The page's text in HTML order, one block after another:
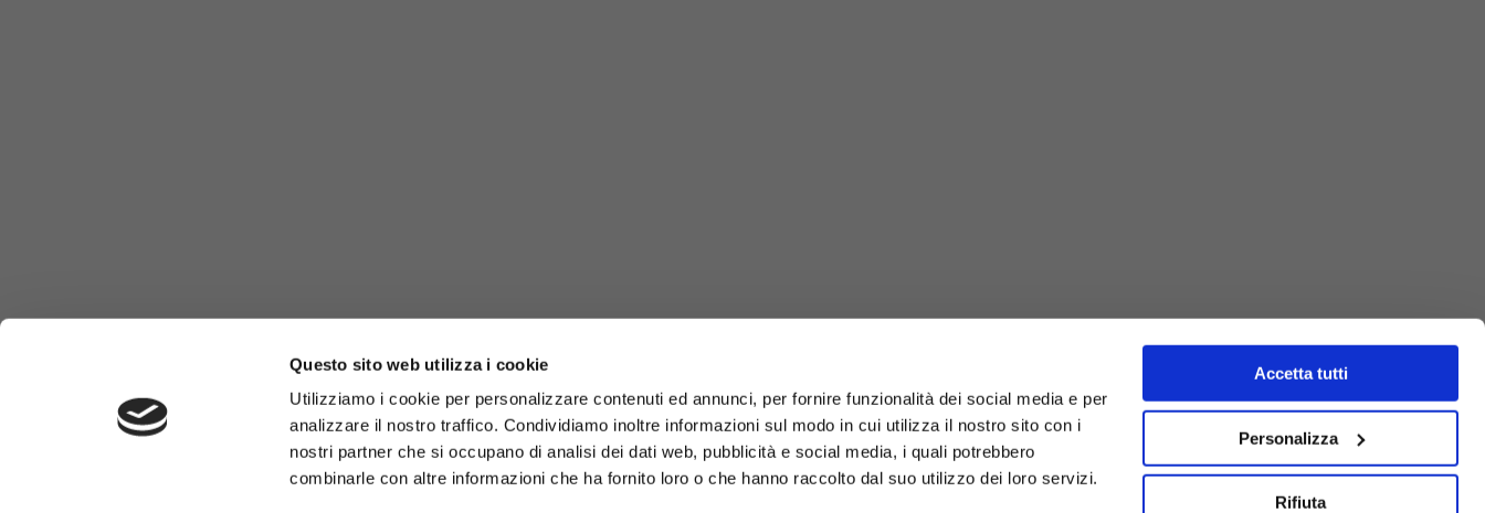
Questo sito web utilizza i cookie
Utilizziamo i cookie per personalizzare contenuti ed annunci, per fornire funzionalità dei social media e per
analizzare il nostro traffico. Condividiamo inoltre informazioni sul modo in cui utilizza il nostro sito con i
nostri partner che si occupano di analisi dei dati web, pubblicità e social media, i quali potrebbero
combinarle con altre informazioni che ha fornito loro o che hanno raccolto dal suo utilizzo dei loro servizi.
Accetta tutti
Personalizza
Rifiuta